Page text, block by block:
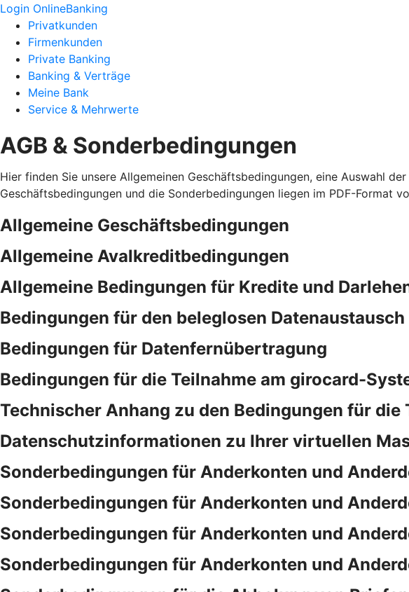
Login OnlineBanking
Privatkunden
Firmenkunden
Private Banking
Banking & Verträge
Meine Bank
Service & Mehrwerte
AGB & Sonderbedingungen
Hier finden Sie unsere Allgemeinen Geschäftsbedingungen, eine Auswahl
Geschäftsbedingungen und die Sonderbedingungen liegen im PDF-Format
Allgemeine Geschäftsbedingungen
Allgemeine Avalkreditbedingungen
Allgemeine Bedingungen für Kredite und
Bedingungen für den beleglosen
Bedingungen für Datenfernübertragung
Bedingungen für die Teilnahme am girocard-
Technischer Anhang zu den Bedingungen für
Datenschutzinformationen zu Ihrer virtuellen
Sonderbedingungen für Anderkonten und
Sonderbedingungen für Anderkonten und
Sonderbedingungen für Anderkonten und
Sonderbedingungen für Anderkonten und